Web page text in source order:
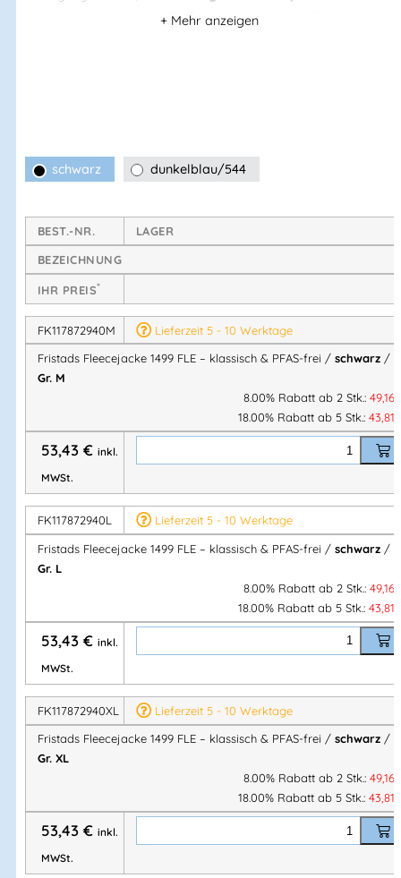
zusätzlichen Schutz und Reißverschlusstaschen
Weiches, komfortables Fleece-Material
Zwei Vordertaschen mit Reißverschluss
Verlängerte Rückenpartie
Raglan-Ärmel
Elastische Paspelierung an den Armabschlüssen
Frei von PFAS
Material & Farbe
Material:100 % Polyester
Flächengewicht:
Größen
S – 3XL
Alnaryd– funktionales, zeitloses Workwear-Design
Ihre Vorteile auf einen Blick
✔ Klassische Fleecejacke für Beruf & Alltag
✔ Angenehm warm und leicht
✔ Bewegungsfreundlich durch Raglan-Ärmel
✔ Nachhaltig & hautfreundlich – PFAS-frei
BEST.-NR.
LAGER
BEZEICHNUNG
IHR PREIS*
FK117872940M
Lieferzeit 5 - 10 Werktage
Fristads Fleecejacke 1499 FLE – klassisch & PFAS-frei / schwarz/
Gr. M
8.00% Rabatt ab 2 Stk.: 49,16
18.00% Rabatt ab 5 Stk.: 43,81
53,43 € inkl.
MWSt.
FK117872940L
Lieferzeit 5 - 10 Werktage
Fristads Fleecejacke 1499 FLE – klassisch & PFAS-frei / schwarz/
Gr. L
8.00% Rabatt ab 2 Stk.: 49,16
18.00% Rabatt ab 5 Stk.: 43,81
53,43 € inkl.
MWSt.
FK117872940XL
Lieferzeit 5 - 10 Werktage
Fristads Fleecejacke 1499 FLE – klassisch & PFAS-frei / schwarz/
Gr. XL
8.00% Rabatt ab 2 Stk.: 49,16
18.00% Rabatt ab 5 Stk.: 43,81
53,43 € inkl.
MWSt.
schwarz dunkelblau/544